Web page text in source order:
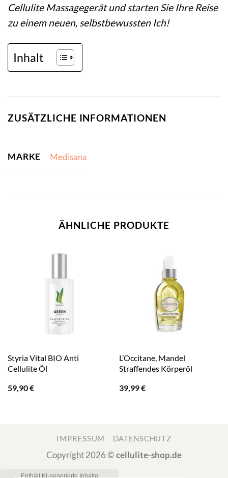
Cellulite Massagegerät und starten Sie Ihre Reise
zu einem neuen, selbstbewussten Ich!
Inhalt
ZUSÄTZLICHE INFORMATIONEN
MARKE Medisana
ÄHNLICHE PRODUKTE
Styria Vital BIO Anti
Cellulite Öl
59,90€
L’Occitane, Mandel
Straffendes Körperöl
39,99€
IMPRESSUM DATENSCHUTZ
Copyright 2026 ©cellulite-shop.de